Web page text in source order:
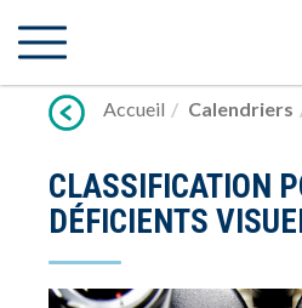
vers
Accueil
Calendriers
CLASSIFICATION
DÉFICIENTS